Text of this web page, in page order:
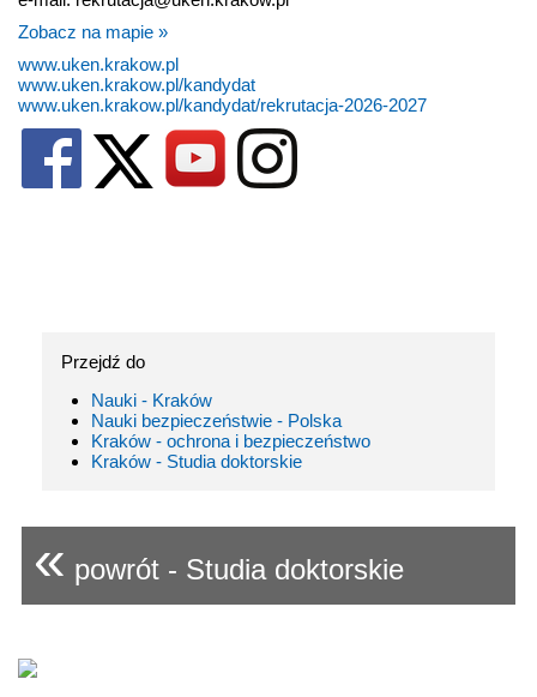
Zobacz na mapie »
www.uken.krakow.pl
www.uken.krakow.pl/kandydat
www.uken.krakow.pl/kandydat/rekrutacja-2026-2027
Przejdź do
Nauki - Kraków
Nauki bezpieczeństwie - Polska
Kraków - ochrona i bezpieczeństwo
Kraków - Studia doktorskie
« powrót - Studia doktorskie